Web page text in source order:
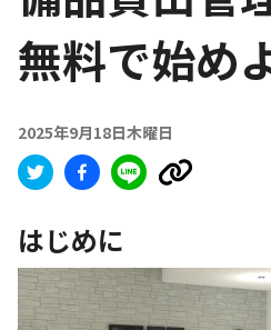
無料で始め
2025年9月18日木曜日
はじめに